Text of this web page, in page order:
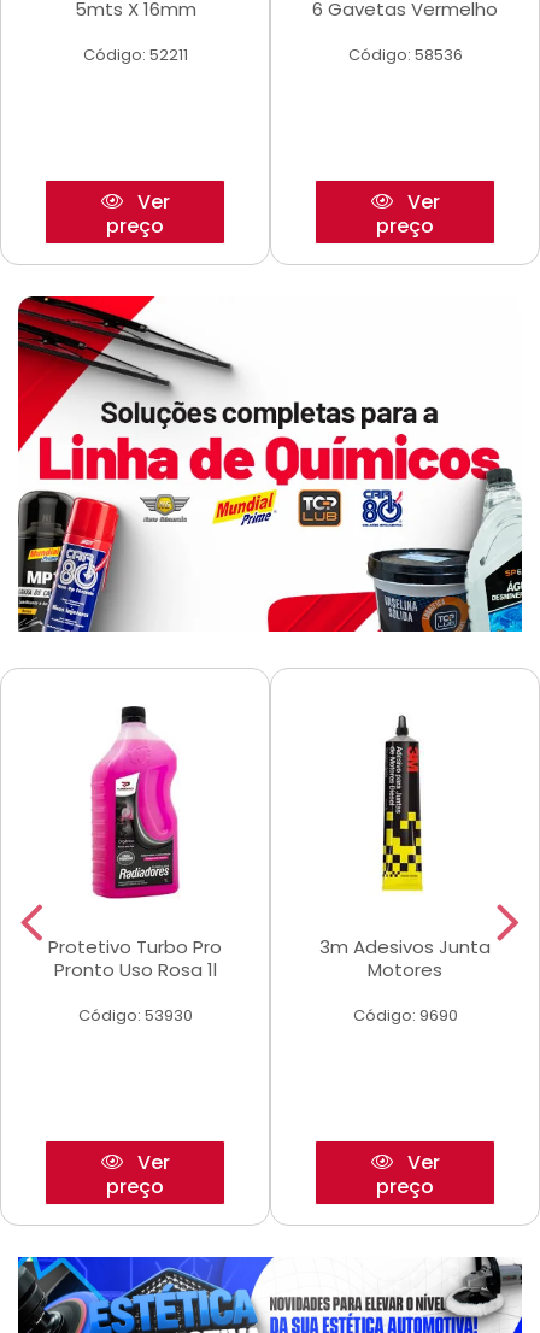
5mts X 16mm
Código: 52211
Ver
preço
6 Gavetas Vermelho
Código: 58536
Ver
preço
Protetivo Turbo Pro
Pronto Uso Rosa 1l
Código: 53930
Ver
preço
3m Adesivos Junta
Motores
Código: 9690
Ver
preço